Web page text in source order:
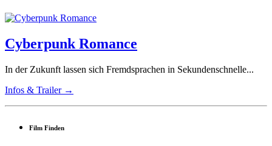
Cyberpunk Romance
In der Zukunft lassen sich Fremdsprachen in Sekundenschnelle...
Infos & Trailer →
Film Finden